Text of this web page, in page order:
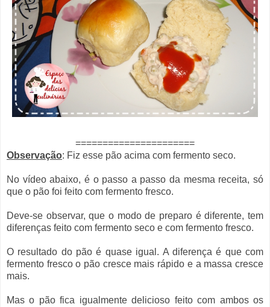
======================
Observação: Fiz esse pão acima com fermento seco.
No vídeo abaixo, é o passo a passo da mesma receita, só
que o pão foi feito com fermento fresco.
Deve-se observar, que o modo de preparo é diferente, tem
diferenças feito com fermento seco e com fermento fresco.
O resultado do pão é quase igual. A diferença é que com
fermento fresco o pão cresce mais rápido e a massa cresce
mais.
Mas o pão fica igualmente delicioso feito com ambos os